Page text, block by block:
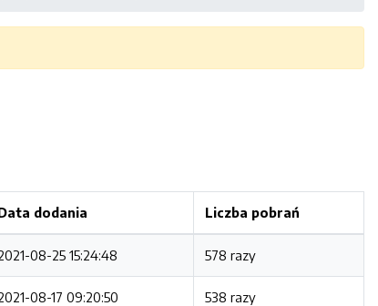
dodania Liczba pobrań
08-25 15:24:48 578 razy
08-17 09:20:50 538 razy